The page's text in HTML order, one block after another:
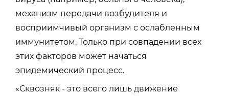
механизм передачи возбудителя и
восприимчивый организм с ослабленным
иммунитетом. Только при совпадении всех
этих факторов может начаться
эпидемический процесс.
«Сквозняк - это всего лишь движение